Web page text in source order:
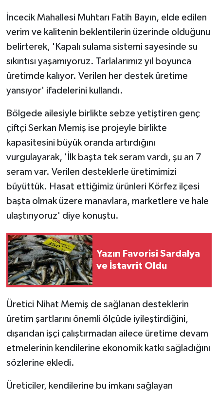
İncecik Mahallesi Muhtarı Fatih Bayın, elde edilen
verim ve kalitenin beklentilerin üzerinde olduğunu
belirterek, 'Kapalı sulama sistemi sayesinde su
sıkıntısı yaşamıyoruz. Tarlalarımız yıl boyunca
üretimde kalıyor. Verilen her destek üretime
yansıyor' ifadelerini kullandı.
Bölgede ailesiyle birlikte sebze yetiştiren genç
çiftçi Serkan Memiş ise projeyle birlikte
kapasitesini büyük oranda artırdığını
vurgulayarak, 'İlk başta tek seram vardı, şu an 7
seram var. Verilen desteklerle üretimimizi
büyüttük. Hasat ettiğimiz ürünleri Körfez ilçesi
başta olmak üzere manavlara, marketlere ve hale
ulaştırıyoruz' diye konuştu.
Yazın Favorisi Sardalya
ve İstavrit Oldu
Üretici Nihat Memiş de sağlanan desteklerin
üretim şartlarını önemli ölçüde iyileştirdiğini,
dışarıdan işçi çalıştırmadan ailece üretime devam
etmelerinin kendilerine ekonomik katkı sağladığını
sözlerine ekledi.
Üreticiler, kendilerine bu imkanı sağlayan